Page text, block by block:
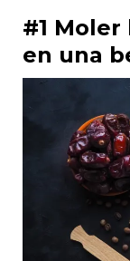
#1
en una